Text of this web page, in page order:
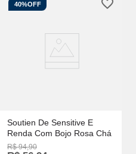
40%OFF
Soutien De Sensitive E
Renda Com Bojo Rosa Chá
R$ 94,90